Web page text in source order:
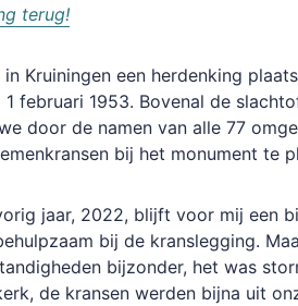
terug!
Kruiningen een herdenking
februari 1953. Bovenal de
door de namen van alle 77
bij het monument te
jaar, 2022, blijft voor mij een
bij de kranslegging.
bijzonder, het was
de kransen werden bijna uit